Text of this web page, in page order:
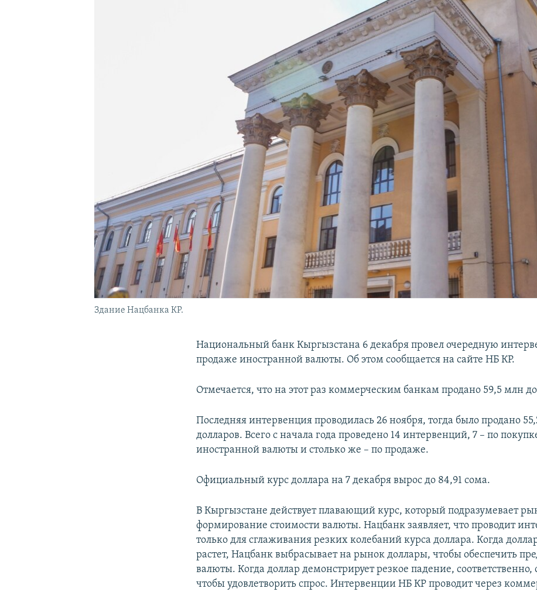
Здание Нацбанка КР.
Национальный банк Кыргызстана 6 декабря провел очередную
продаже иностранной валюты. Об этом сообщается на сайте НБ КР.
Отмечается, что на этот раз коммерческим банкам продано 59,5 млн
Последняя интервенция проводилась 26 ноября, тогда было продано
долларов. Всего с начала года проведено 14 интервенций, 7 – по
иностранной валюты и столько же – по продаже.
Официальный курс доллара на 7 декабря вырос до 84,91 сома.
В Кыргызстане действует плавающий курс, который подразумевает
формирование стоимости валюты. Нацбанк заявляет, что проводит
только для сглаживания резких колебаний курса доллара. Когда
растет, Нацбанк выбрасывает на рынок доллары, чтобы обеспечить
валюты. Когда доллар демонстрирует резкое падение, соответственно,
чтобы удовлетворить спрос. Интервенции НБ КР проводит через